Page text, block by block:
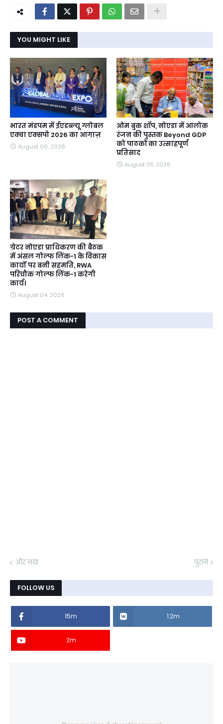
YOU MIGHT LIKE
भारत मंडपम में ईएडब्ल्यू ग्लोबल
एक्वा एक्सपो 2026 का आगाज़
August 06, 2026
ओम बुक शॉप, नोएडा में आलोक
रंजन की पुस्तक Beyond GDP
को पाठकों का उत्साहपूर्ण
प्रतिसाद
August 05, 2026
ग्रेटर नोएडा प्राधिकरण की बैठक
में अंसल गोल्फ लिंक-1 के विकास
कार्यों पर बनी सहमति, RWA
परिचौक गोल्फ लिंक-1 करेगी
कार्य।
August 04, 2026
POST A COMMENT
और नया पुराने
FOLLOW US
15m 1.2m
2m